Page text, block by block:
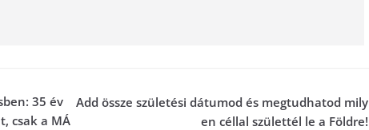
35 év
csak a MÁ
Add össze születési dátumod és megtudhatod mily
en céllal születtél le a Földre!